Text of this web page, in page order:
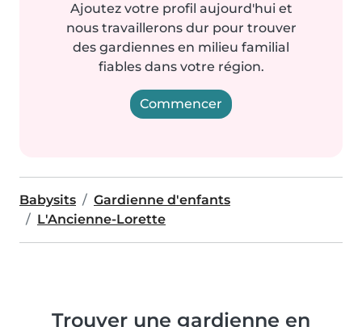
Ajoutez votre profil aujourd'hui et
nous travaillerons dur pour trouver
des gardiennes en milieu familial
fiables dans votre région.
Commencer
Babysits
Gardienne d'enfants
L'Ancienne-Lorette
Trouver une gardienne en